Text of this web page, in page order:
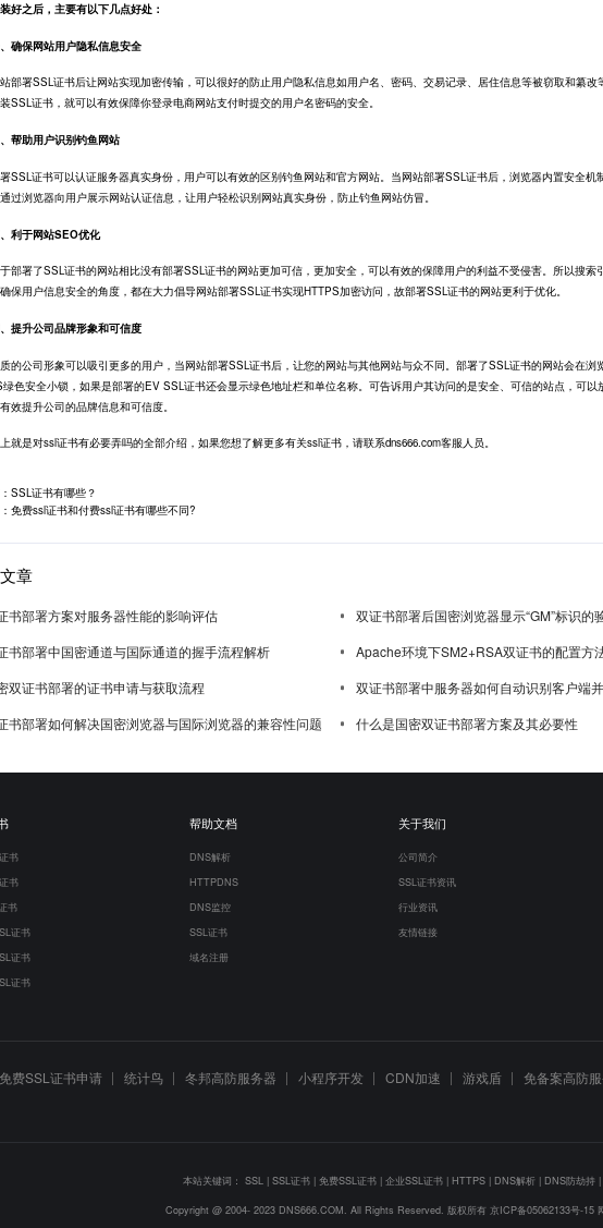
之后，主要有以下几点好处：
保网站用户隐私信息安全
署SSL证书后让网站实现加密传输，可以很好的防止用户隐私信息如用户名、密码、交易记录、居住信息等被窃取和纂改
SSL证书，就可以有效保障你登录电商网站支付时提交的用户名密码的安全。
帮助用户识别钓鱼网站
证书可以认证服务器真实身份，用户可以有效的区别钓鱼网站和官方网站。当网站部署SSL证书后，浏览器内置安全机
过浏览器向用户展示网站认证信息，让用户轻松识别网站真实身份，防止钓鱼网站仿冒。
利于网站SEO优化
署了SSL证书的网站相比没有部署SSL证书的网站更加可信，更加安全，可以有效的保障用户的利益不受侵害。所以搜索
保用户信息安全的角度，都在大力倡导网站部署SSL证书实现HTTPS加密访问，故部署SSL证书的网站更利于优化。
提升公司品牌形象和可信度
公司形象可以吸引更多的用户，当网站部署SSL证书后，让您的网站与其他网站与众不同。部署了SSL证书的网站会在浏
绿色安全小锁，如果是部署的EV SSL证书还会显示绿色地址栏和单位名称。可告诉用户其访问的是安全、可信的站点，可以
效提升公司的品牌信息和可信度。
是对ssl证书有必要弄吗的全部介绍，如果您想了解更多有关ssl证书，请联系dns666.com客服人员。
SSL证书有哪些？
免费ssl证书和付费ssl证书有哪些不同?
章
书部署方案对服务器性能的影响评估 双证书部署后国密浏览器显示“GM”标识的
书部署中国密通道与国际通道的握手流程解析
Apache环境下SM2+RSA双证书的配置方
双证书部署的证书申请与获取流程
双证书部署中服务器如何自动识别客户端
书部署如何解决国密浏览器与国际浏览器的兼容性问题
什么是国密双证书部署方案及其必要性
书
书
书
证书
证书
证书
帮助文档
DNS解析
HTTPDNS
DNS监控
SSL证书
域名注册
关于我们
公司简介
SSL证书资讯
行业资讯
友情链接
免费SSL证书申请 统计鸟 冬邦高防服务器 小程序开发 CDN加速 游戏盾
免备案高防
本站关键词： SSL| SSL证书| 免费SSL证书| 企业SSL证书| HTTPS| DNS解析| DNS防劫持|
Copyright @ 2004- 2023 DNS666.COM. All Rights Reserved. 版权所有 京ICP备05062133号-15